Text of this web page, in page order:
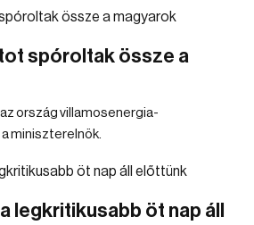
spóroltak össze a
ország villamosenergia-
miniszterelnök.
legkritikusabb öt nap áll